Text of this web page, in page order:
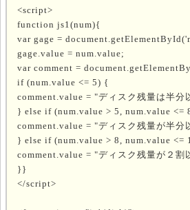
<script>
function js1(num){
var gage =
gage.value = num.value;
var comment =
if (num.value <= 5) {
comment.value = "ディスク残量は半分
} else if (num.value > 5, num.value <=
comment.value = "ディスク残量が半分
} else if (num.value > 8, num.value <=
comment.value = "ディスク残量が２割
}}
</script>